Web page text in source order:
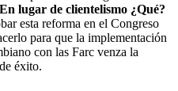
En lugar de clientelismo ¿Qué?
esta reforma en el Congreso
para que la implementación
con las Farc venza la
éxito.